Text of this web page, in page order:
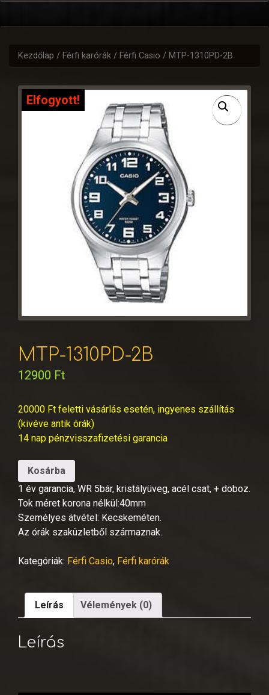
Kezdőlap / Férfi karórák / Férfi Casio / MTP-1310PD-2B
Elfogyott!
MTP-1310PD-2B
12900 Ft
20000 Ft feletti vásárlás esetén, ingyenes szállítás
(kivéve antik órák)
14 nap pénzvisszafizetési garancia
Kosárba
1 év garancia, WR 5bár, kristályüveg, acél csat, + doboz.
Tok méret korona nélkül:40mm
Személyes átvétel: Kecskeméten.
Az órák szaküzletből származnak.
Kategóriák: Férfi Casio, Férfi karórák
Leírás Vélemények (0)
Leírás